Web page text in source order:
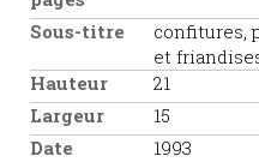
Sous-titre
confitures,
et
Hauteur
21
Largeur
15
Date
1993